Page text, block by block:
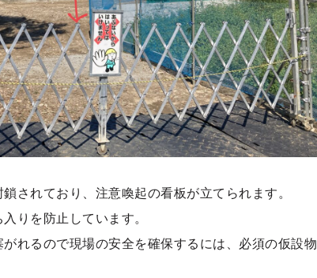
されており、注意喚起の看板が立てられます。
りを防止しています。
れるので現場の安全を確保するには、必須の仮設物